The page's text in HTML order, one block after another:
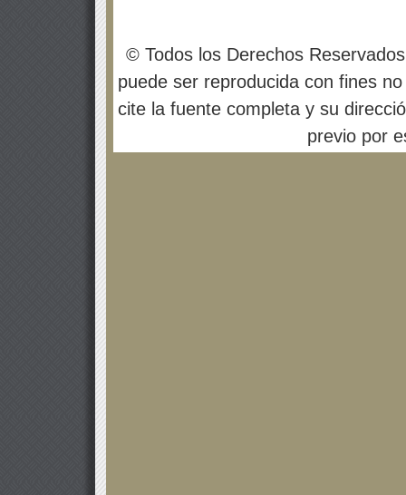
© Todos los Derechos
puede ser reproducida con fines
cite la fuente completa y su
previo por